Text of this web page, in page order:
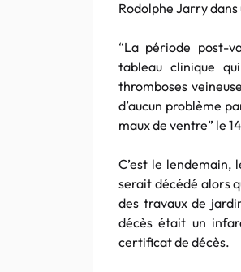
Rodolphe Jarry
“La période post-
tableau clinique
thromboses
d’aucun problème
maux de ventre” le
C’est le lendemain,
serait décédé alors
des travaux de
décès était un
certificat de décès.